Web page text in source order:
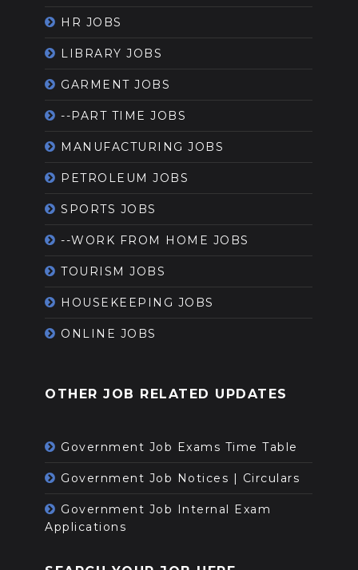
HR JOBS
LIBRARY JOBS
GARMENT JOBS
--PART TIME JOBS
MANUFACTURING JOBS
PETROLEUM JOBS
SPORTS JOBS
--WORK FROM HOME JOBS
TOURISM JOBS
HOUSEKEEPING JOBS
ONLINE JOBS
OTHER JOB RELATED UPDATES
Government Job Exams Time Table
Government Job Notices | Circulars
Government Job Internal Exam
Applications